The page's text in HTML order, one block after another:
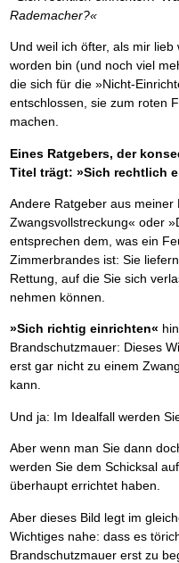
Rademacher?«
Und weil ich öfter, als mir
worden bin (und noch viel
die sich für die »Nicht-
entschlossen, sie zum roten
machen.
Eines Ratgebers, der
Titel trägt: »Sich rechtlich
Andere Ratgeber aus
Zwangsvollstreckung« oder
entsprechen dem, was ein
Zimmerbrandes ist: Sie
Rettung, auf die Sie sich
nehmen können.
»Sich richtig einrichten«
Brandschutzmauer: Dieses
erst gar nicht zu einem
kann.
Und ja: Im Idealfall werden
Aber wenn man Sie dann
werden Sie dem Schicksal
überhaupt errichtet haben.
Aber dieses Bild legt im
Wichtiges nahe: dass es
Brandschutzmauer erst zu